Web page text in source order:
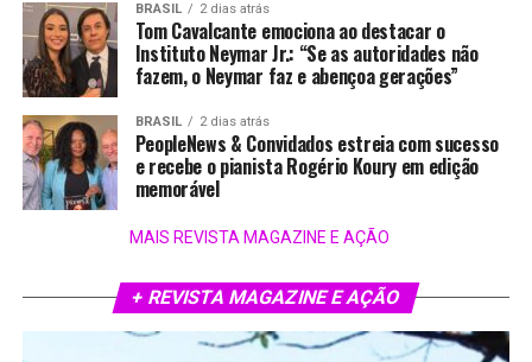
BRASIL 2 dias atrás
Tom Cavalcante emociona ao destacar o
Instituto Neymar Jr.: “Se as autoridades não
fazem, o Neymar faz e abençoa gerações”
BRASIL 2 dias atrás
PeopleNews & Convidados estreia com sucesso
e recebe o pianista Rogério Koury em edição
memorável
MAIS REVISTA MAGAZINE E AÇÃO
+ REVISTA MAGAZINE E AÇÃO